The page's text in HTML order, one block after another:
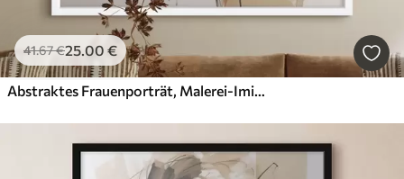
41.67€25.00 €
Abstraktes Frauenporträt, Malerei-Imitation